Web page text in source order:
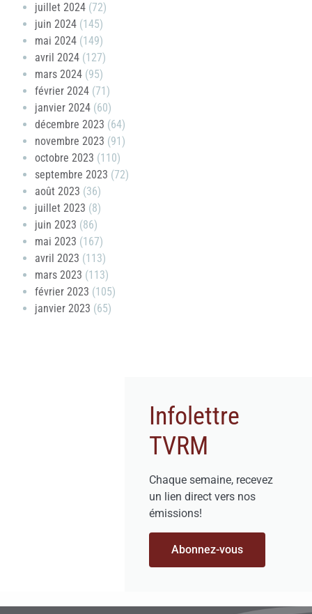
juillet 2024 (72)
juin 2024 (145)
mai 2024 (149)
avril 2024 (127)
mars 2024 (95)
février 2024 (71)
janvier 2024 (60)
décembre 2023 (64)
novembre 2023 (91)
octobre 2023 (110)
septembre 2023 (72)
août 2023 (36)
juillet 2023 (8)
juin 2023 (86)
mai 2023 (167)
avril 2023 (113)
mars 2023 (113)
février 2023 (105)
janvier 2023 (65)
Infolettre
TVRM
Chaque semaine, recevez
un lien direct vers nos
émissions!
Abonnez-vous